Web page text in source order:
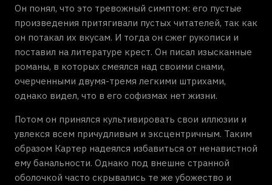
Он понял, что это тревожный симптом: его пустые
произведения притягивали пустых читателей, так как
он потакал их вкусам. И тогда он сжег рукописи и
поставил на литературе крест. Он писал изысканные
романы, в которых смеялся над своими снами,
очерченными двумя-тремя легкими штрихами,
однако видел, что в его софизмах нет жизни.
Потом он принялся культивировать свои иллюзии и
увлекся всем причудливым и эксцентричным. Таким
образом Картер надеялся избавиться от ненавистной
ему банальности. Однако под внешне странной
оболочкой часто скрывались те же убожество и